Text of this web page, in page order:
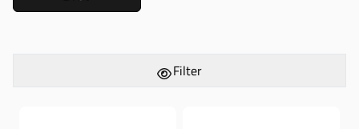
Filter